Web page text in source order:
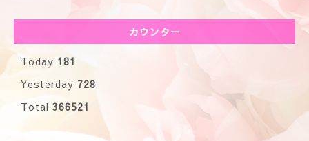
カウンター
Today 181
Yesterday 728
Total 366521